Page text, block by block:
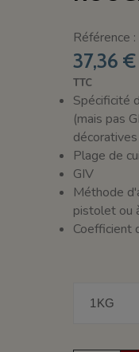
Référence
37,36 €
TTC
Spécificité
(mais pas
décoratives
Plage de
GIV
Méthode
pistolet ou
Coefficient